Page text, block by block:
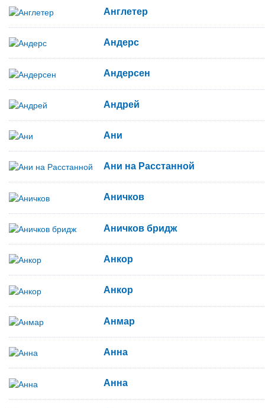
Англетер
Андерс
Андерсен
Андрей
Ани
Ани на Расстанной
Аничков
Аничков бридж
Анкор
Анкор
Анмар
Анна
Анна